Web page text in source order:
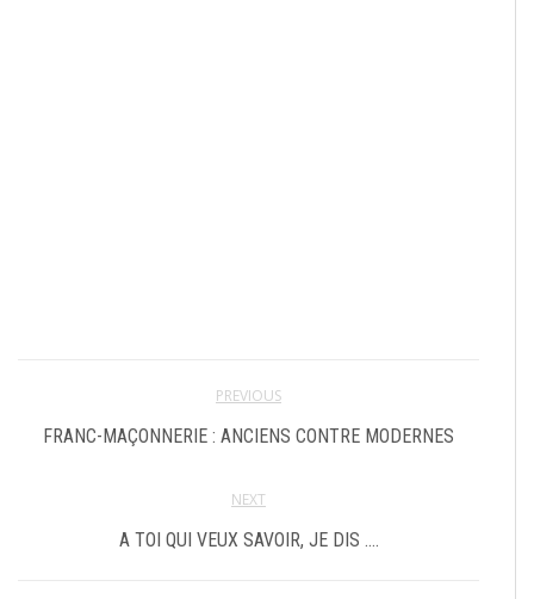
PREVIOUS
FRANC-MAÇONNERIE : ANCIENS CONTRE MODERNES
NEXT
A TOI QUI VEUX SAVOIR, JE DIS ….